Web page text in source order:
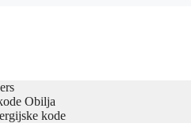
Obilja
kode